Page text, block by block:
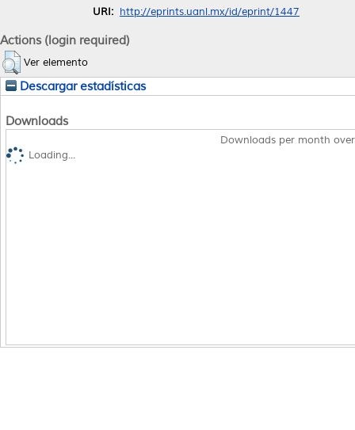
URI: http://eprints.uanl.mx/id/eprint/1447
Actions (login required)
Ver elemento
Descargar estadísticas
Downloads
Downloads per month
Loading...